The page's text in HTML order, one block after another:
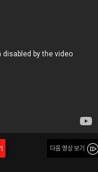
다음 영상 보기